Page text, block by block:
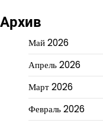
Архив
Май 2026
Апрель 2026
Март 2026
Февраль 2026